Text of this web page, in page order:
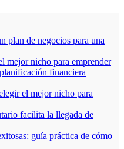
plan de negocios para una
mejor nicho para emprender
financiera
el mejor nicho para
facilita la llegada de
guía práctica de cómo